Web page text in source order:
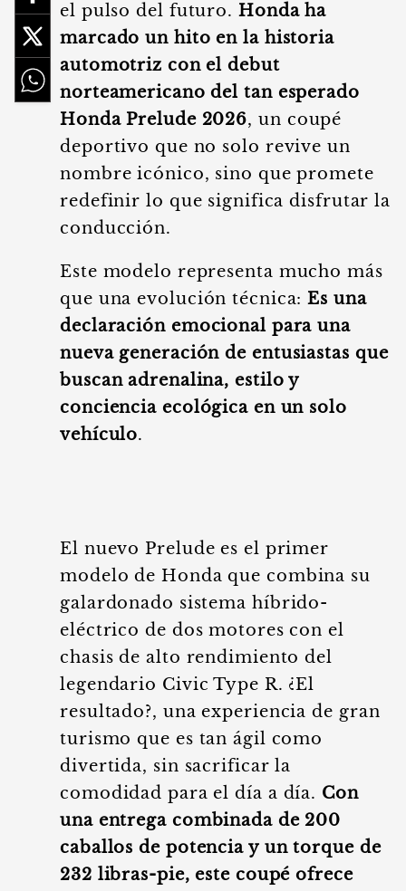
el pulso del futuro. Honda ha
marcado un hito en la historia
automotriz con el debut
norteamericano del tan esperado
Honda Prelude 2026, un coupé
deportivo que no solo revive un
nombre icónico, sino que promete
redefinir lo que significa disfrutar la
conducción.
Este modelo representa mucho más
que una evolución técnica:Es una
declaración emocional para una
nueva generación de entusiastas que
buscan adrenalina, estilo y
conciencia ecológica en un solo
vehículo.
El nuevo Prelude es el primer
modelo de Honda que combina su
galardonado sistema híbrido-
eléctrico de dos motores con el
chasis de alto rendimiento del
legendario Civic Type R. ¿El
resultado?, una experiencia de gran
turismo que es tan ágil como
divertida, sin sacrificar la
comodidad para el día a día. Con
una entrega combinada de 200
caballos de potencia y un torque de
232 libras-pie, este coupé ofrece